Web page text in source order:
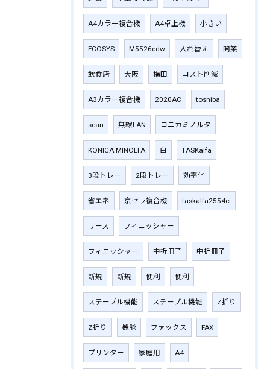
A4カラー複合機 A4卓上機 小さい
ECOSYS M5526cdw 入れ替え 開業
飲食店 大阪 梅田 コスト削減
A3カラー複合機 2020AC toshiba
scan 無線LAN コニカミノルタ
KONICA MINOLTA 白 TASKalfa
3段トレー 2段トレー 効率化
省エネ 京セラ複合機 taskalfa2554ci
リース フィニッシャー
フィニッシャー 中折冊子 中折冊子
新規 新規 便利 便利
ステープル機能 ステープル機能 Z折り
Z折り 機能 ファックス FAX
プリンター 家庭用 A4